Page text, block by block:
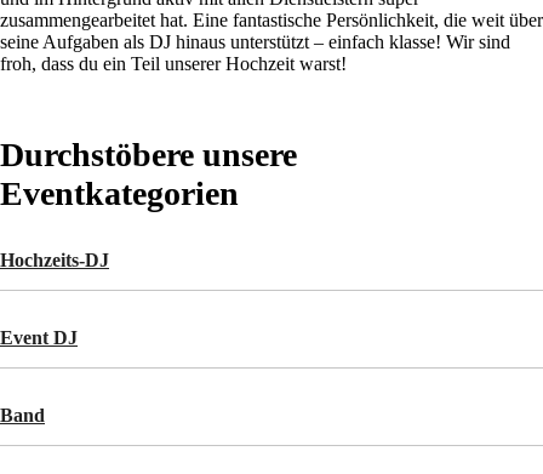
zusammengearbeitet hat. Eine fantastische Persönlichkeit, die weit über
seine Aufgaben als DJ hinaus unterstützt – einfach klasse! Wir sind
froh, dass du ein Teil unserer Hochzeit warst!
Durchstöbere unsere
Eventkategorien
Hochzeits-DJ
Event DJ
Band